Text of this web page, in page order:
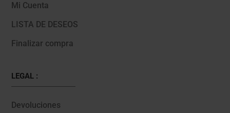
Mi Cuenta
LISTA DE DESEOS
Finalizar compra
LEGAL :
Devoluciones